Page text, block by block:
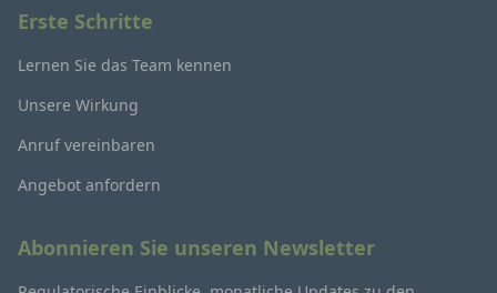
Erste Schritte
Lernen Sie das Team kennen
Unsere Wirkung
Anruf vereinbaren
Angebot anfordern
Abonnieren Sie unseren Newsletter